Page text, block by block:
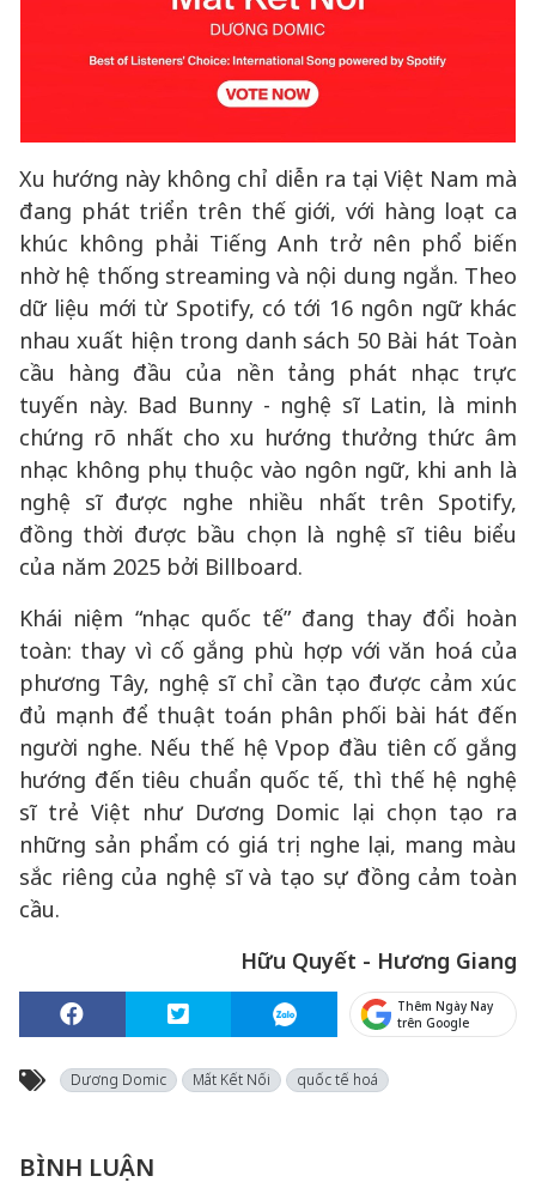
Xu hướng này không chỉ diễn ra tại Việt Nam mà
đang phát triển trên thế giới, với hàng loạt ca
khúc không phải Tiếng Anh trở nên phổ biến
nhờ hệ thống streaming và nội dung ngắn. Theo
dữ liệu mới từ Spotify, có tới 16 ngôn ngữ khác
nhau xuất hiện trong danh sách 50 Bài hát Toàn
cầu hàng đầu của nền tảng phát nhạc trực
tuyến này. Bad Bunny - nghệ sĩ Latin, là minh
chứng rõ nhất cho xu hướng thưởng thức âm
nhạc không phụ thuộc vào ngôn ngữ, khi anh là
nghệ sĩ được nghe nhiều nhất trên Spotify,
đồng thời được bầu chọn là nghệ sĩ tiêu biểu
của năm 2025 bởi Billboard.
Khái niệm “nhạc quốc tế” đang thay đổi hoàn
toàn: thay vì cố gắng phù hợp với văn hoá của
phương Tây, nghệ sĩ chỉ cần tạo được cảm xúc
đủ mạnh để thuật toán phân phối bài hát đến
người nghe. Nếu thế hệ Vpop đầu tiên cố gắng
hướng đến tiêu chuẩn quốc tế, thì thế hệ nghệ
sĩ trẻ Việt như Dương Domic lại chọn tạo ra
những sản phẩm có giá trị nghe lại, mang màu
sắc riêng của nghệ sĩ và tạo sự đồng cảm toàn
cầu.
Hữu Quyết - Hương Giang
Thêm Ngày Nay
trên Google
Dương Domic Mất Kết Nối quốc tế hoá
BÌNH LUẬN